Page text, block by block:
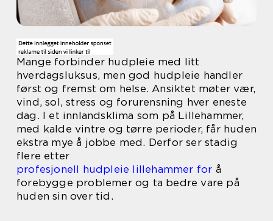
Mange forbinder hudpleie med litt
hverdagsluksus, men god hudpleie handler
først og fremst om helse. Ansiktet møter vær,
vind, sol, stress og forurensning hver eneste
dag. I et innlandsklima som på Lillehammer,
med kalde vintre og tørre perioder, får huden
ekstra mye å jobbe med. Derfor ser stadig
flere etter
profesjonell hudpleie lillehammer for å
forebygge problemer og ta bedre vare på
huden sin over tid.